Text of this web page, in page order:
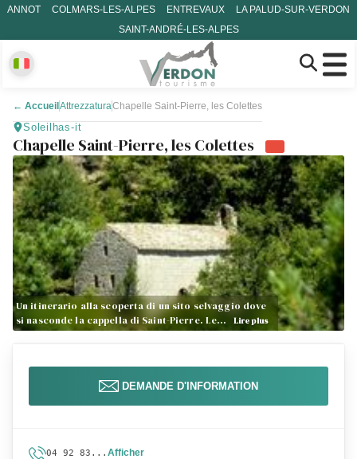
ANNOT COLMARS-LES-ALPES ENTREVAUX
LA PALUD-SUR-VERDON
SAINT-ANDRÉ-LES-ALPES
← Accueil AttrezzaturaChapelle Saint-Pierre, les Colettes
Soleilhas-it
Chapelle Saint-Pierre, les Colettes
Un itinerario alla scoperta di un sito selvaggio dove
si nasconde la cappella di Saint-Pierre. Le…
Lire plus
DEMANDE D'INFORMATION
04 92 83... Afficher